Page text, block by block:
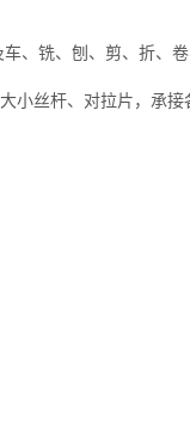
、铣、刨、剪、折、
小丝杆、对拉片，承